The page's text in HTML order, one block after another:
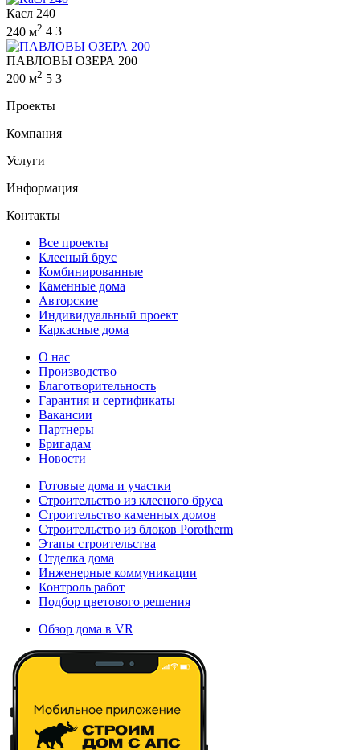
Касл 240
240 м2 4 3
ПАВЛОВЫ ОЗЕРА 200
200 м2 5 3
Проекты
Компания
Услуги
Информация
Контакты
Все проекты
Клееный брус
Комбинированные
Каменные дома
Авторские
Индивидуальный проект
Каркасные дома
О нас
Производство
Благотворительность
Гарантия и сертификаты
Вакансии
Партнеры
Бригадам
Новости
Готовые дома и участки
Строительство из клееного бруса
Строительство каменных домов
Строительство из блоков Porotherm
Этапы строительства
Отделка дома
Инженерные коммуникации
Контроль работ
Подбор цветового решения
Обзор дома в VR